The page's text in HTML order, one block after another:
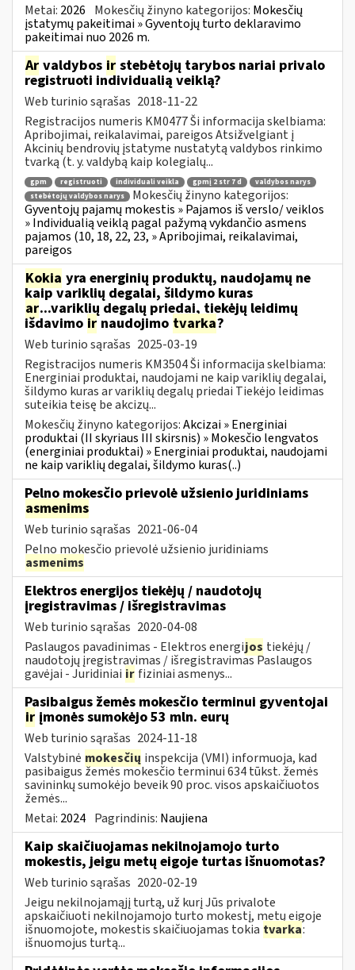
Metai: 2026 Mokesčių žinyno kategorijos: Mokesčių
įstatymų pakeitimai » Gyventojų turto deklaravimo
pakeitimai nuo 2026 m.
Ar valdybos ir stebėtojų tarybos nariai privalo
registruoti individualią veiklą?
Web turinio sąrašas 2018-11-22
Registracijos numeris KM0477 Ši informacija skelbiama:
Apribojimai, reikalavimai, pareigos Atsižvelgiant į
Akcinių bendrovių įstatyme nustatytą valdybos rinkimo
tvarką (t. y. valdybą kaip kolegialų...
gpm registruoti individuali veikla gpmį 2 str 7 d
valdybos narys
stebėtojų valdybos narys
Mokesčių žinyno kategorijos:
Gyventojų pajamų mokestis » Pajamos iš verslo/ veiklos
» Individualią veiklą pagal pažymą vykdančio asmens
pajamos (10, 18, 22, 23, » Apribojimai, reikalavimai,
pareigos
Kokia yra energinių produktų, naudojamų ne
kaip variklių degalai, šildymo kuras
ar...variklių degalų priedai, tiekėjų leidimų
išdavimo ir naudojimo tvarka?
Web turinio sąrašas 2025-03-19
Registracijos numeris KM3504 Ši informacija skelbiama:
Energiniai produktai, naudojami ne kaip variklių degalai,
šildymo kuras ar variklių degalų priedai Tiekėjo leidimas
suteikia teisę be akcizų...
Mokesčių žinyno kategorijos:Akcizai » Energiniai
produktai (II skyriaus III skirsnis) » Mokesčio lengvatos
(energiniai produktai) » Energiniai produktai, naudojami
ne kaip variklių degalai, šildymo kuras(..)
Pelno mokesčio prievolė užsienio juridiniams
asmenims
Web turinio sąrašas 2021-06-04
Pelno mokesčio prievolė užsienio juridiniams
asmenims
Elektros energijos tiekėjų / naudotojų
įregistravimas / išregistravimas
Web turinio sąrašas 2020-04-08
Paslaugos pavadinimas - Elektros energijos tiekėjų /
naudotojų įregistravimas / išregistravimas Paslaugos
gavėjai - Juridiniai ir fiziniai asmenys...
Pasibaigus žemės mokesčio terminui gyventojai
ir įmonės sumokėjo 53 mln. eurų
Web turinio sąrašas 2024-11-18
Valstybinė mokesčių inspekcija (VMI) informuoja, kad
pasibaigus žemės mokesčio terminui 634 tūkst. žemės
savininkų sumokėjo beveik 90 proc. visos apskaičiuotos
žemės...
Metai: 2024 Pagrindinis: Naujiena
Kaip skaičiuojamas nekilnojamojo turto
mokestis, jeigu metų eigoje turtas išnuomotas?
Web turinio sąrašas 2020-02-19
Jeigu nekilnojamąjį turtą, už kurį Jūs privalote
apskaičiuoti nekilnojamojo turto mokestį, metų eigoje
išnuomojote, mokestis skaičiuojamas tokia tvarka:
išnuomojus turtą...